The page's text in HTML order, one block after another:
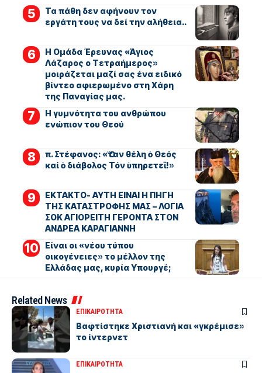
Τα πάθη δεν αφήνουν τον
εργάτη τους να δεί την αλήθεια..
Η Ομάδα Έρευνας «Άγιος
Λάζαρος ο Τετραήμερος»
μοιράζεται μαζί σας ένα ειδικό
βίντεο αφιερωμένο στη Χάρη
της Παναγίας μας.
Η γυμνότητα του ανθρώπου
ενώπιον του Θεού
π. Στέφανος: «Ὅταν θέλη ὁ Θεός
καί ὁ διάβολος Τόν ὑπηρετεῖ!»
ΕΚΤΑΚΤΟ- ΑΥΤΗ ΕΙΝΑΙ Η ΠΗΓΗ
ΤΗΣ ΚΑΤΑΣΤΡΟΦΗΣ ΜΑΣ – ΛΟΓΙΑ
ΣΟΚ ΑΓΙΟΡΕΙΤΗ ΓΕΡΟΝΤΑ ΣΤΟΝ
ΑΝΔΡΕΑ ΚΑΡΑΓΙΑΝΝΗ
Είναι οι «νέου τύπου
οικογένειες» το μέλλον της
Ελλάδας μας, κυρία Υπουργέ;
Related News
ΕΠΙΚΑΙΡΟΤΗΤΑ
Βαφτίστηκε Χριστιανή και «γκρέμισε»
το ίντερνετ
ΕΠΙΚΑΙΡΟΤΗΤΑ